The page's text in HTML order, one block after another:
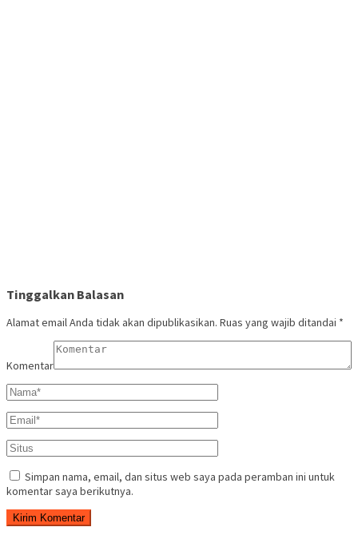
Tinggalkan Balasan
Alamat email Anda tidak akan dipublikasikan. Ruas yang wajib ditandai *
Komentar
Simpan nama, email, dan situs web saya pada peramban ini untuk
komentar saya berikutnya.